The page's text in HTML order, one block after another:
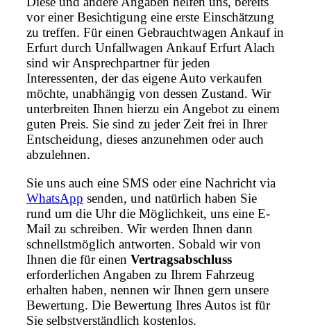
vor einer Besichtigung eine erste Einschätzung
zu treffen. Für einen Gebrauchtwagen Ankauf in
Erfurt durch Unfallwagen Ankauf Erfurt Alach
sind wir Ansprechpartner für jeden
Interessenten, der das eigene Auto verkaufen
möchte, unabhängig von dessen Zustand. Wir
unterbreiten Ihnen hierzu ein Angebot zu einem
guten Preis. Sie sind zu jeder Zeit frei in Ihrer
Entscheidung, dieses anzunehmen oder auch
abzulehnen.
Sie uns auch eine SMS oder eine Nachricht via
WhatsApp senden, und natürlich haben Sie
rund um die Uhr die Möglichkeit, uns eine E-
Mail zu schreiben. Wir werden Ihnen dann
schnellstmöglich antworten. Sobald wir von
Ihnen die für einen Vertragsabschluss
erforderlichen Angaben zu Ihrem Fahrzeug
erhalten haben, nennen wir Ihnen gern unsere
Bewertung. Die Bewertung Ihres Autos ist für
Sie selbstverständlich kostenlos.